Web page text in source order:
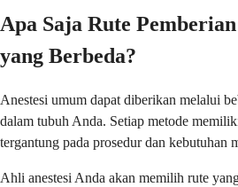
Apa Saja Rute
yang Berbeda?
Anestesi umum dapat diberikan melalui
dalam tubuh Anda. Setiap metode
tergantung pada prosedur dan kebutuhan
Ahli anestesi Anda akan memilih rute